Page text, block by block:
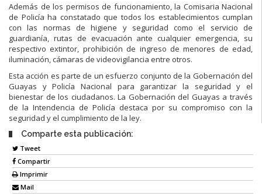
Además de los permisos de funcionamiento, la Comisaria Nacional
de Policía ha constatado que todos los establecimientos cumplan
con las normas de higiene y seguridad como el servicio de
guardianía, rutas de evacuación ante cualquier emergencia, su
respectivo extintor, prohibición de ingreso de menores de edad,
iluminación, cámaras de videovigilancia entre otros.
Esta acción es parte de un esfuerzo conjunto de la Gobernación del
Guayas y Policía Nacional para garantizar la seguridad y el
bienestar de los ciudadanos. La Gobernación del Guayas a través
de la Intendencia de Policía destaca por su compromiso con la
seguridad y el cumplimiento de la ley.
Comparte esta publicación:
Tweet
Compartir
Imprimir
Mail